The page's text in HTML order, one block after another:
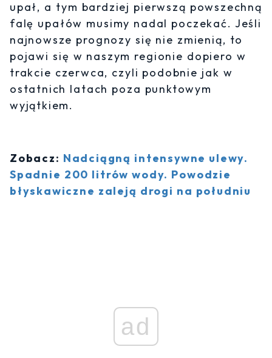
upał, a tym bardziej pierwszą powszechną
falę upałów musimy nadal poczekać. Jeśli
najnowsze prognozy się nie zmienią, to
pojawi się w naszym regionie dopiero w
trakcie czerwca, czyli podobnie jak w
ostatnich latach poza punktowym
wyjątkiem.
Zobacz: Nadciągną intensywne ulewy.
Spadnie 200 litrów wody. Powodzie
błyskawiczne zaleją drogi na południu
ad